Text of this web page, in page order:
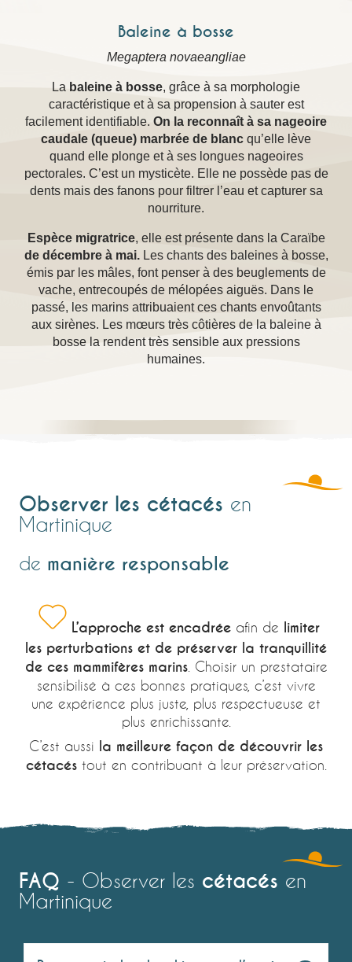
Baleine à bosse
Megaptera novaeangliae
La baleine à bosse, grâce à sa morphologie
caractéristique et à sa propension à sauter est
facilement identifiable. On la reconnaît à sa nageoire
caudale (queue) marbrée de blanc qu’elle lève
quand elle plonge et à ses longues nageoires
pectorales. C’est un mysticète. Elle ne possède pas de
dents mais des fanons pour filtrer l’eau et capturer sa
nourriture.
Espèce migratrice, elle est présente dans la Caraïbe
de décembre à mai.Les chants des baleines à bosse,
émis par les mâles, font penser à des beuglements de
vache, entrecoupés de mélopées aiguës. Dans le
passé, les marins attribuaient ces chants envoûtants
aux sirènes. Les mœurs très côtières de la baleine à
bosse la rendent très sensible aux pressions
humaines.
Observer les cétacés en
Martinique
de manière responsable
L’approche est encadrée afin de limiter
les perturbations et de préserver la tranquillité
de ces mammifères marins. Choisir un prestataire
sensibilisé à ces bonnes pratiques, c’est vivre
une expérience plus juste, plus respectueuse et
plus enrichissante.
C’est aussi la meilleure façon de découvrir les
cétacéstout en contribuant à leur préservation.
FAQ - Observer les cétacés en
Martinique